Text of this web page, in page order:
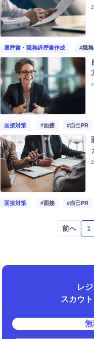
履歴書・職務経歴書作成 #職
面接対策 #面接 #自己PR
面接対策 #面接 #自己PR
前へ 1
レ
スカウ